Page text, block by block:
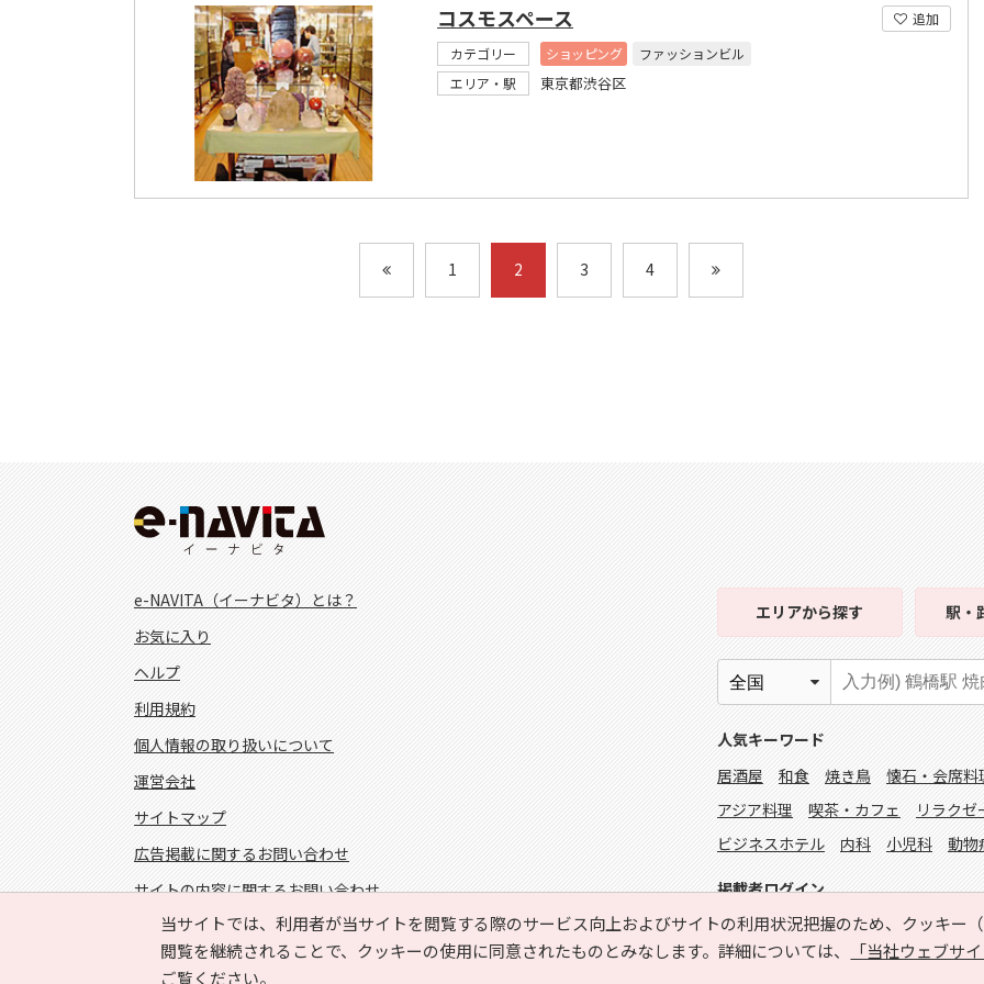
追加
コスモスペース
カテゴリー ショッピング
ファッションビル
エリア・駅
東京都渋谷区
1 2 3 4
当サイトでは、利用者が当サイトを閲覧する際のサービス向上およびサイトの利用状況把握のため、クッキー
閲覧を継続されることで、クッキーの使用に同意されたものとみなします。詳細については、
「当社ウェブサ
ご覧ください。
e-NAVITA（イーナビタ）とは？
お気に入り
ヘルプ
利用規約
個人情報の取り扱いについて
運営会社
サイトマップ
広告掲載に関するお問い合わせ
サイトの内容に関するお問い合わせ
エリアから探す 駅・
人気キーワード
居酒屋
和食 焼き鳥 懐石・会席料
アジア料理
喫茶・カフェ リラクゼ
ビジネスホテル
内科 小児科 動物
掲載者ログイン
FOLLOW US!